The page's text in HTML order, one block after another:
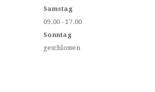
Samstag
09.00 - 17.00
Sonntag
geschlossen